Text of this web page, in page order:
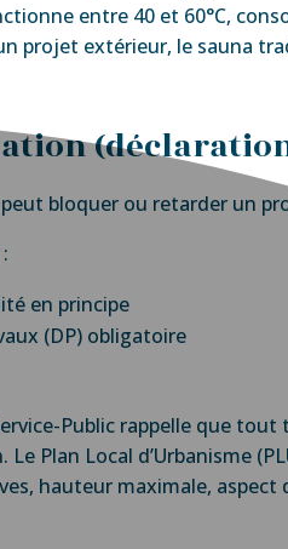
entre 40 et 60°C,
projet extérieur, le sauna
bloquer ou retarder un
en principe
(DP) obligatoire
Public rappelle que
Plan Local d’Urbanisme
hauteur maximale, aspect